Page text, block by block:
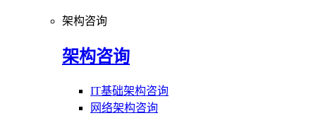
架构咨询
架构咨询
IT基础架构咨询
网络架构咨询